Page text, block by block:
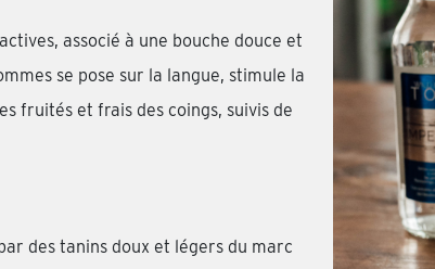
associé à une bouche douce et
se pose sur la langue, stimule la
fruités et frais des coings, suivis de
des tanins doux et légers du marc